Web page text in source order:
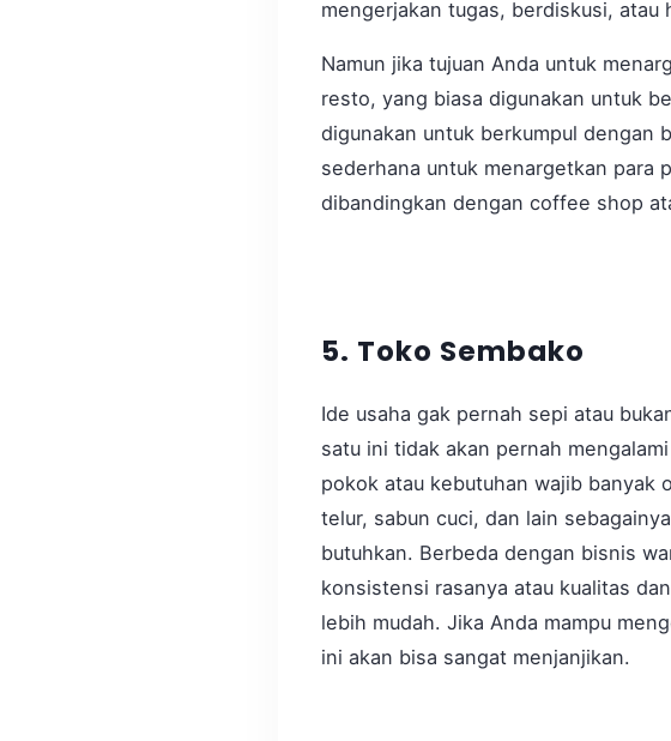
mengerjakan tugas, berdiskusi, atau
Namun jika tujuan Anda untuk
resto, yang biasa digunakan untuk
digunakan untuk berkumpul dengan
sederhana untuk menargetkan para
dibandingkan dengan coffee shop
5. Toko Sembako
Ide usaha gak pernah sepi atau
satu ini tidak akan pernah
pokok atau kebutuhan wajib banyak
telur, sabun cuci, dan lain
butuhkan. Berbeda dengan bisnis
konsistensi rasanya atau kualitas
lebih mudah. Jika Anda mampu
ini akan bisa sangat menjanjikan.